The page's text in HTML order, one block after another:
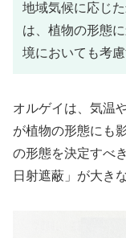
地域気候に応じ
は、植物の形態
境においても考
オルゲイは、気温
が植物の形態にも
の形態を決定すべ
日射遮蔽」が大き